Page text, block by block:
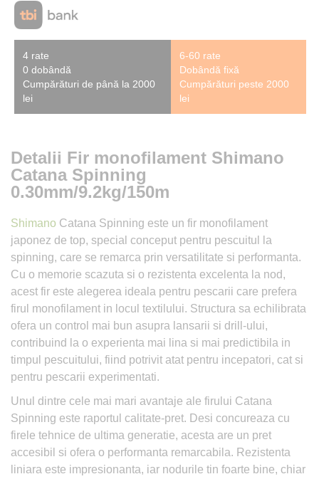
4 rate
0 dobândă
Cumpărături de până la 2000
lei
6-60 rate
Dobândă fixă
Cumpărături peste 2000
lei
Detalii Fir monofilament Shimano
Catana Spinning
0.30mm/9.2kg/150m
Shimano Catana Spinning este un fir monofilament
japonez de top, special conceput pentru pescuitul la
spinning, care se remarca prin versatilitate si performanta.
Cu o memorie scazuta si o rezistenta excelenta la nod,
acest fir este alegerea ideala pentru pescarii care prefera
firul monofilament in locul textilului. Structura sa echilibrata
ofera un control mai bun asupra lansarii si drill-ului,
contribuind la o experienta mai lina si mai predictibila in
timpul pescuitului, fiind potrivit atat pentru incepatori, cat si
pentru pescarii experimentati.
Unul dintre cele mai mari avantaje ale firului Catana
Spinning este raportul calitate-pret. Desi concureaza cu
firele tehnice de ultima generatie, acesta are un pret
accesibil si ofera o performanta remarcabila. Rezistenta
liniara este impresionanta, iar nodurile tin foarte bine, chiar